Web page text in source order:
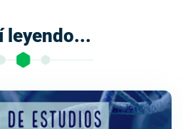
leyendo...